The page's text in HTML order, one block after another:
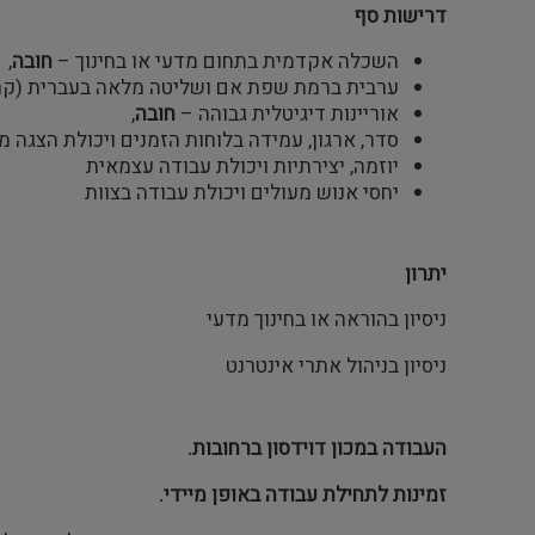
דרישות סף
השכלה אקדמית בתחום מדעי או בחינוך – חובה,
ערבית ברמת שפת אם ושליטה מלאה בעברית
אוריינות דיגיטלית גבוהה – חובה,
סדר, ארגון, עמידה בלוחות הזמנים ויכולת הצגה
יוזמה, יצירתיות ויכולת עבודה עצמאית
יחסי אנוש מעולים ויכולת עבודה בצוות
יתרון
ניסיון בהוראה או בחינוך מדעי
ניסיון בניהול אתרי אינטרנט
העבודה במכון דוידסון ברחובות.
זמינות לתחילת עבודה באופן מיידי.